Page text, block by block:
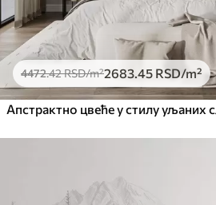
Peel and Stick
8166.674900.00RSD/m²
4472.42RSD/m²2683 .45 RSD/m²